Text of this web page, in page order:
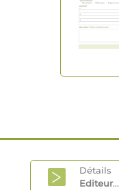
Détails
Editeur...